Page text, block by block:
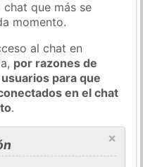
que más se
momento.
al chat en
por razones de
para que
en el chat
.
×